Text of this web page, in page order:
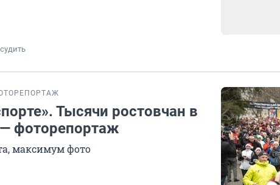
Тысячи ростовчан в
фоторепортаж
максимум фото